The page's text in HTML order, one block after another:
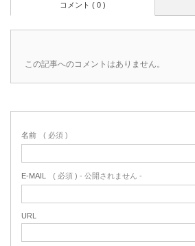
コメント ( 0 )
この記事へのコメントはありません。
名前 ( 必須 )
E-MAIL ( 必須 ) - 公開されません -
URL